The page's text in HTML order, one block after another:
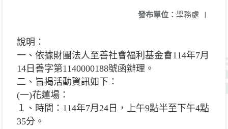
發布單位： 學務處 |
說明：
一、依據財團法人至善社會福利基金會114年7月
14日善字第1140000188號函辦理。
二、旨揭活動資訊如下：
(一)花蓮場：
１、時間：114年7月24日，上午9點半至下午4點
35分。